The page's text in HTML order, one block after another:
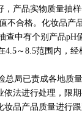
产品实物质量抽样
合格。化妆品产
查中有个别产品
4.5～8.5范围内，
局已责成各地质
法进行处理，限
品产品质量进行